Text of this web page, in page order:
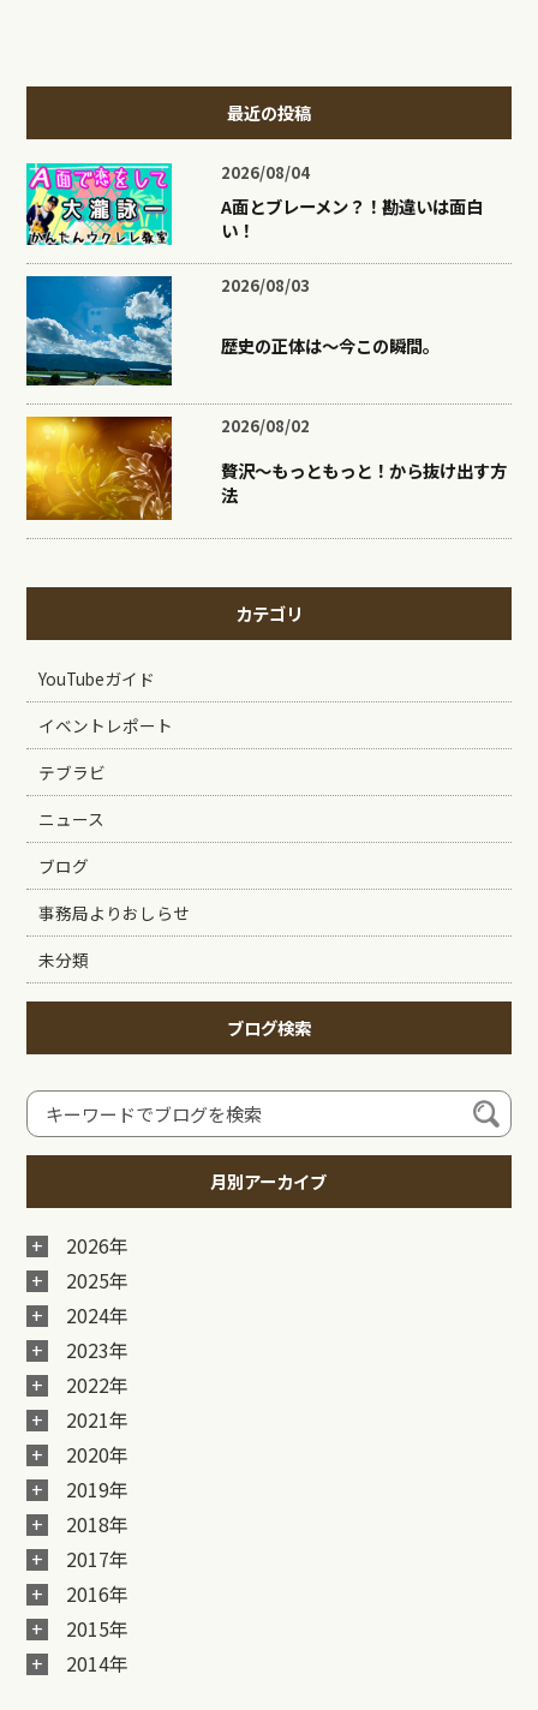
最近の投稿
2026/08/04
A面とブレーメン？！勘違いは面白
い！
2026/08/03
歴史の正体は〜今この瞬間。
2026/08/02
贅沢〜もっともっと！から抜け出す方
法
カテゴリ
YouTubeガイド
イベントレポート
テブラビ
ニュース
ブログ
事務局よりおしらせ
未分類
ブログ検索
月別アーカイブ
2026年
2025年
2024年
2023年
2022年
2021年
2020年
2019年
2018年
2017年
2016年
2015年
2014年